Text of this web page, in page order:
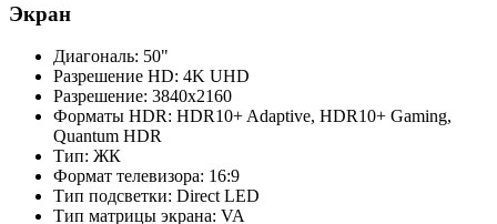
Экран
Диагональ: 50"
Разрешение HD: 4K UHD
Разрешение: 3840x2160
Форматы HDR: HDR10+ Adaptive, HDR10+ Gaming,
Quantum HDR
Тип: ЖК
Формат телевизора: 16:9
Тип подсветки: Direct LED
Тип матрицы экрана: VA